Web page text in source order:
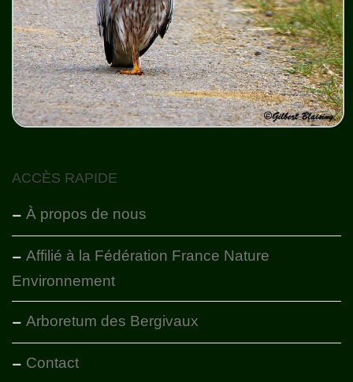
ACCÈS RAPIDE
À propos de nous
Affilié à la Fédération France Nature
Environnement
Arboretum des Bergivaux
Contact